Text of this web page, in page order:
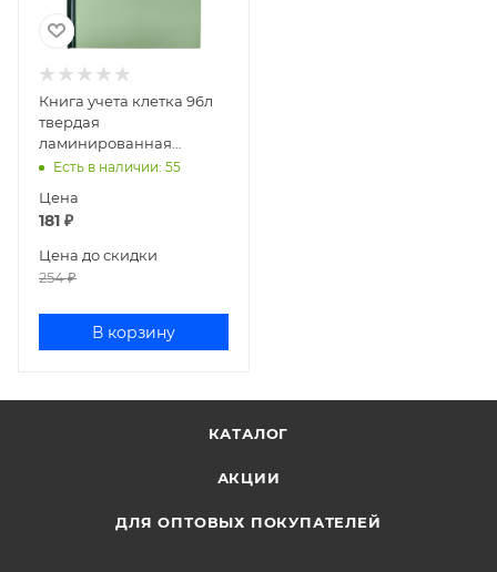
Книга учета клетка 96л
твердая
ламинированная
deVENTE зеленая
Есть в наличии: 55
Цена
181 ₽
Цена до скидки
254₽
В корзину
КАТАЛОГ
АКЦИИ
ДЛЯ ОПТОВЫХ ПОКУПАТЕЛЕЙ